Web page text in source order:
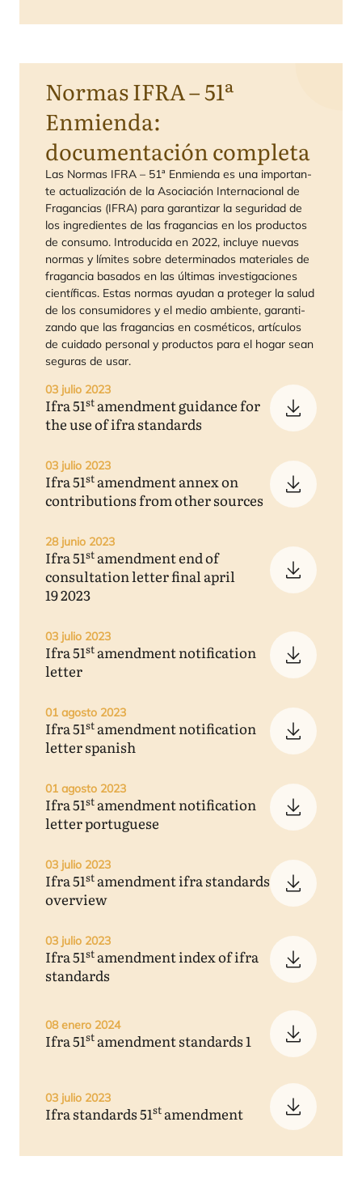
NormasIFRA–51ª
Enmienda:
documentación completa
Las Nor­mas IFRA – 51ª Enmien­da es una impor­tan­
te actua­li­za­ción de la Aso­cia­ción Inter­na­cio­nal de
Fra­gan­cias (IFRA) para garan­ti­zar la segu­ri­dad de
los ingre­dien­tes de las fra­gan­cias en los pro­duc­tos
de con­su­mo. Intro­du­ci­da en 2022, inclu­ye nue­vas
nor­mas y lími­tes sobre deter­mi­na­dos mate­ria­les de
fra­gan­cia basa­dos en las últi­mas inves­ti­ga­cio­nes
cien­tí­fi­cas. Estas nor­mas ayu­dan a pro­te­ger la salud
de los con­su­mi­do­res y el medio ambien­te, garan­ti­
zan­do que las fra­gan­cias en cos­mé­ti­cos, artícu­los
de cui­da­do per­so­nal y pro­duc­tos para el hogar sean
segu­ras de usar.
03 julio 2023
Ifra51st amendment guidance for
the use of ifra standards
03 julio 2023
Ifra51st amendment annex on
contributions from other sources
28 junio 2023
Ifra51st amendment end of
consultation letter final april
192023
03 julio 2023
Ifra51st amendment notification
letter
01 agosto 2023
Ifra51st amendment notification
letter spanish
01 agosto 2023
Ifra51st amendment notification
letter portuguese
03 julio 2023
Ifra51st amendment ifra standards
overview
03 julio 2023
Ifra51st amendment index of ifra
standards
08 enero 2024
Ifra51st amendment standards1
03 julio 2023
Ifra standards51st amendment